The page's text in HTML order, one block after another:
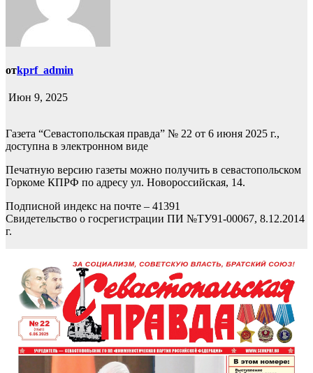
отkprf_admin
Июн 9, 2025
Газета “Севастопольская правда” № 22 от 6 июня 2025 г.,
доступна в электронном виде
Печатную версию газеты можно получить в севастопольском
Горкоме КПРФ по адресу ул. Новороссийская, 14.
Подписной индекс на почте – 41391
Свидетельство о госрегистрации ПИ №ТУ91-00067, 8.12.2014
г.